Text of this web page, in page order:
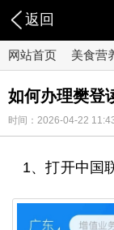
返回
网站首页 美食营
如何办理樊登
时间：2026-04-22
1、打开中国